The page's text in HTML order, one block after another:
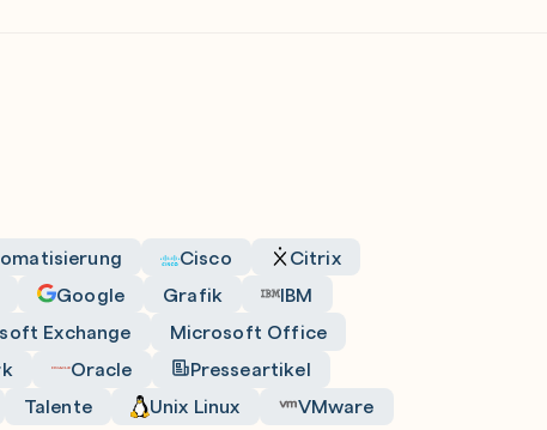
Cisco
Citrix
Google Grafik
IBM
Exchange
Microsoft Office
Oracle
Presseartikel
Talente Unix Linux VMware